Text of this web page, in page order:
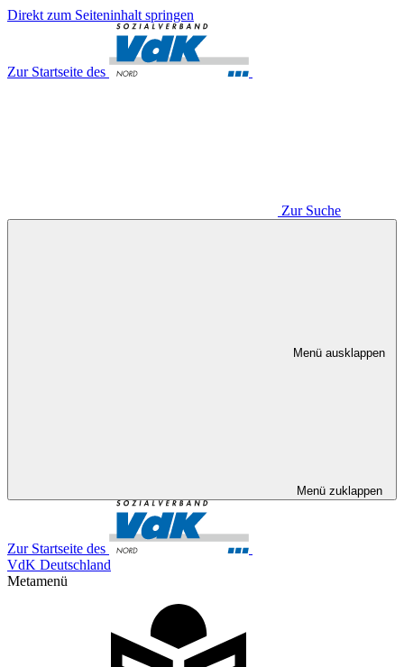
Direkt zum Seiteninhalt springen
Zur Startseite des
Zur Suche
Menü ausklappen
Menü zuklappen
Zur Startseite des
VdK Deutschland
Metamenü